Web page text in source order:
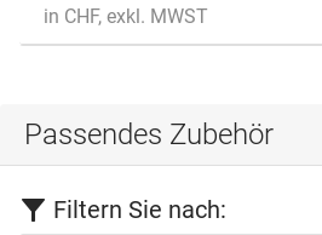
in CHF, exkl. MWST
Passendes Zubehör
Filtern Sie nach: